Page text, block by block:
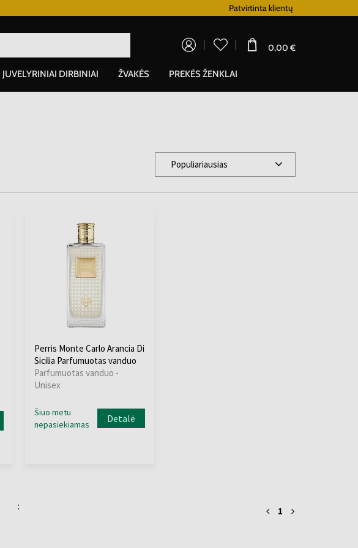
Patvirtinta klientų
0,00 €
JUVELYRINIAI DIRBINIAI ŽVAKĖS PREKĖS ŽENKLAI
Populiariausias
Perris Monte Carlo Arancia Di
Sicilia Parfumuotas vanduo
Parfumuotas vanduo -
Unisex
Šiuo metu
nepasiekiamas
Detalė
: 1